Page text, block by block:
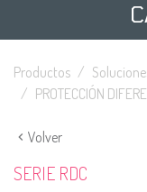
Productos
PROTECCIÓN
Volver
SERIE RDC